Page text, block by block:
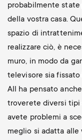
probabilmente state
della vostra casa.
spazio di
realizzare ciò, è
muro, in modo da
televisore sia
All ha pensato
troverete diversi tipi
avete problemi a
meglio si adatta